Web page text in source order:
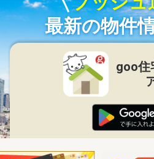
最新の物件
goo住